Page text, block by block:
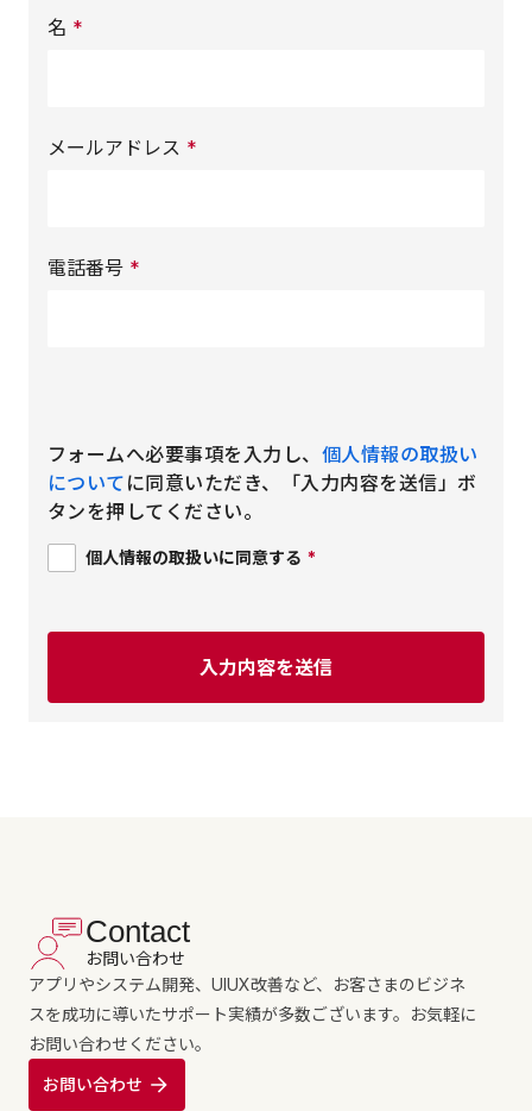
名 *
メールアドレス *
電話番号 *
フォームへ必要事項を入力し、 個人情報の取扱い
について に同意いただき、「入力内容を送信」ボ
タンを押してください。
個人情報の取扱いに同意する *
Contact
お問い合わせ
アプリやシステム開発、UIUX改善など、お客さまのビジネ
スを成功に導いたサポート実績が多数ございます。お気軽に
お問い合わせください。
お問い合わせ